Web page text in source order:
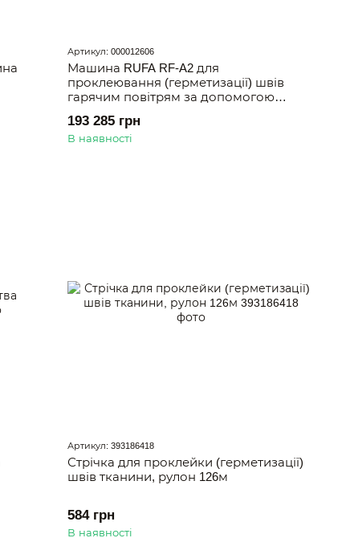
Артикул: 000012606
Машина RUFA RF-A2 для
проклеювання (герметизації) швів
гарячим повітрям за допомогою
193 285 грн
В наявності
Артикул: 393186418
Стрічка для проклейки (герметизації)
швів тканини, рулон 126м
584 грн
В наявності